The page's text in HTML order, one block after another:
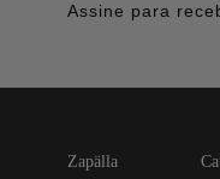
Assine para
zapälla